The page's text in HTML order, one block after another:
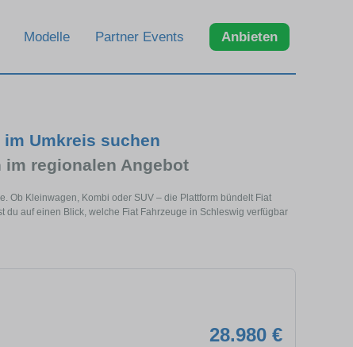
Modelle Partner Events Anbieten
Umkreis suchen
im regionalen Angebot
Ob Kleinwagen, Kombi oder SUV – die Plattform bündelt Fiat
auf einen Blick, welche Fiat Fahrzeuge in Schleswig verfügbar
28.980 €